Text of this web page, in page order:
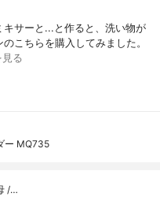
サーと...と作ると、洗い物が
こちらを購入してみました。
る
ー MQ735
/…